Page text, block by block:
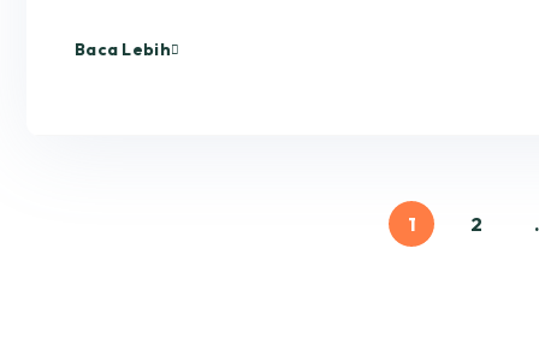
Baca Lebih
1 2